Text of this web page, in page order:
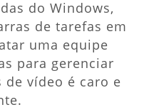
do Windows,
de tarefas em
uma equipe
para gerenciar
vídeo é caro e